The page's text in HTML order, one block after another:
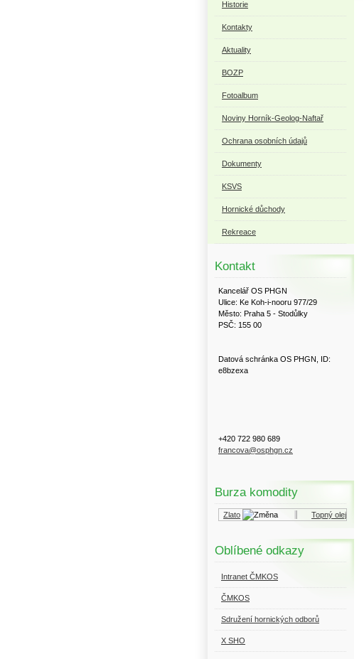
Historie
Kontakty
Aktuality
BOZP
Fotoalbum
Noviny Horník-Geolog-Naftař
Ochrana osobních údajů
Dokumenty
KSVS
Hornické důchody
Rekreace
Kontakt
Kancelář OS PHGN
Ulice: Ke Koh-i-nooru 977/29
Město: Praha 5 - Stodůlky
PSČ: 155 00
Datová schránka OS PHGN, ID:
e8bzexa
+420 722 980 689
francova@osphgn.cz
Burza komodity
Zlato Topný olej
Oblíbené odkazy
Intranet ČMKOS
ČMKOS
Sdružení hornických odborů
X SHO